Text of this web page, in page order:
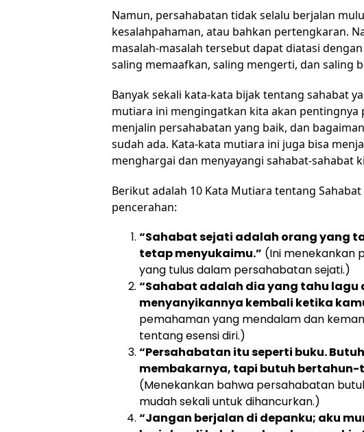
Namun, persahabatan tidak selalu berjalan
kesalahpahaman, atau bahkan pertengkaran.
masalah-masalah tersebut dapat diatasi
saling memaafkan, saling mengerti, dan saling
Banyak sekali kata-kata bijak tentang sahabat
mutiara ini mengingatkan kita akan pentingnya
menjalin persahabatan yang baik, dan
sudah ada. Kata-kata mutiara ini juga bisa
menghargai dan menyayangi sahabat-sahabat
Berikut adalah 10 Kata Mutiara tentang
pencerahan:
“Sahabat sejati adalah orang yang
tetap menyukaimu.” (Ini menekankan
yang tulus dalam persahabatan sejati.)
“Sahabat adalah dia yang tahu
menyanyikannya kembali ketika
pemahaman yang mendalam dan
tentang esensi diri.)
“Persahabatan itu seperti buku.
membakarnya, tapi butuh bertahun-
(Menekankan bahwa persahabatan
mudah sekali untuk dihancurkan.)
“Jangan berjalan di depanku; aku